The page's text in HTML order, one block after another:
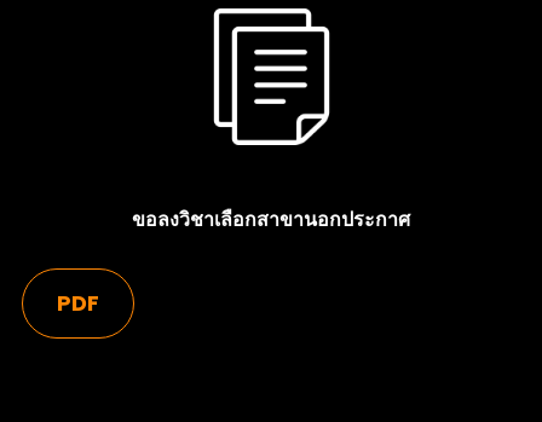
ขอลงวิชาเลือกสาขานอกประกาศ
PDF